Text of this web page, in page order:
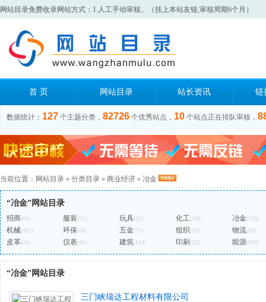
网站目录免费收录网站方式：1.人工手动审核。（挂上本站友链,审核周期6个月）
首 页 网站目录 站长资讯 链
数据统计： 127 个主题分类， 82726 个优秀站点， 10 个站点正在排队审核，
当前位置： 网站目录 » 分类目录 » 商业经济 » 冶金
“冶金”网站目录
招商(60) 服装(51) 玩具(20) 化工(101) 冶金(118)
机械(402) 环保(58) 五金(73) 组织(19) 物流(68)
皮革(16) 仪表(49) 建筑(114) 印刷(23) 能源(109)
“冶金”网站目录
三门峡瑞达工程材料有限公司